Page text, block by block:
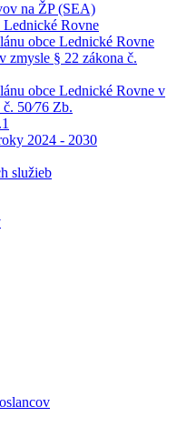
na ŽP (SEA)
Rovne
obce Lednické Rovne
zmysle § 22 zákona č.
obce Lednické Rovne v
50⁄76 Zb.
2024 - 2030
služieb